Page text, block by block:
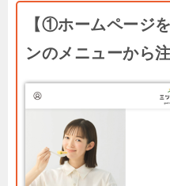
【①ホームページ
ンのメニューから